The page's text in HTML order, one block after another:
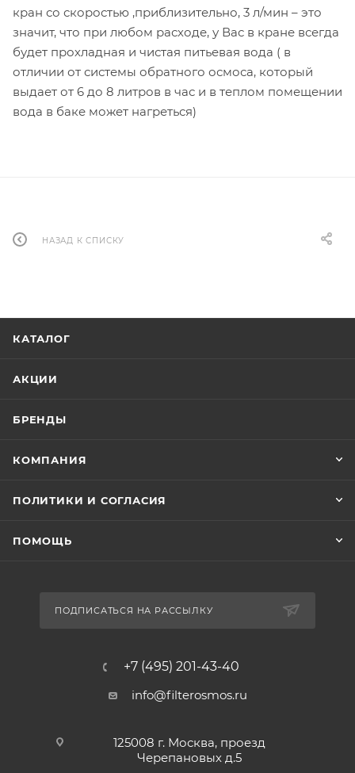
кран со скоростью ,приблизительно, 3 л/мин – это
значит, что при любом расходе, у Вас в кране всегда
будет прохладная и чистая питьевая вода ( в
отличии от системы обратного осмоса, который
выдает от 6 до 8 литров в час и в теплом помещении
вода в баке может нагреться)
НАЗАД К СПИСКУ
КАТАЛОГ
АКЦИИ
БРЕНДЫ
КОМПАНИЯ
ПОЛИТИКИ И СОГЛАСИЯ
ПОМОЩЬ
ПОДПИСАТЬСЯ НА РАССЫЛКУ
+7 (495) 201-43-40
info@filterosmos.ru
125008 г. Москва, проезд
Черепановых д.5